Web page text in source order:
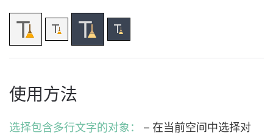
使用方法
选择包含多行文字的对象： – 在当前空间中选择对